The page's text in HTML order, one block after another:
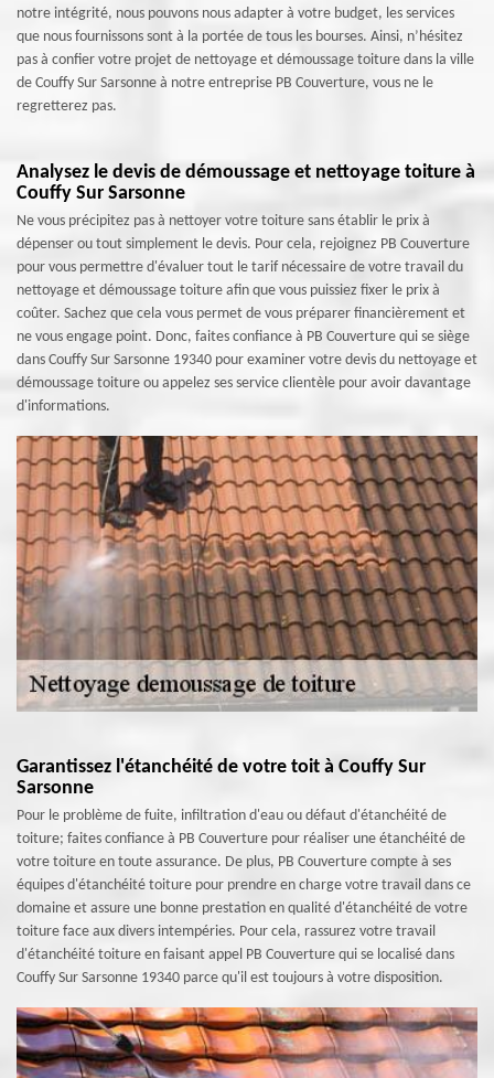
notre intégrité, nous pouvons nous adapter à votre budget, les services
que nous fournissons sont à la portée de tous les bourses. Ainsi, n’hésitez
pas à confier votre projet de nettoyage et démoussage toiture dans la ville
de Couffy Sur Sarsonne à notre entreprise PB Couverture, vous ne le
regretterez pas.
Analysez le devis de démoussage et nettoyage toiture à
Couffy Sur Sarsonne
Ne vous précipitez pas à nettoyer votre toiture sans établir le prix à
dépenser ou tout simplement le devis. Pour cela, rejoignez PB Couverture
pour vous permettre d'évaluer tout le tarif nécessaire de votre travail du
nettoyage et démoussage toiture afin que vous puissiez fixer le prix à
coûter. Sachez que cela vous permet de vous préparer financièrement et
ne vous engage point. Donc, faites confiance à PB Couverture qui se siège
dans Couffy Sur Sarsonne 19340 pour examiner votre devis du nettoyage et
démoussage toiture ou appelez ses service clientèle pour avoir davantage
d'informations.
Garantissez l'étanchéité de votre toit à Couffy Sur
Sarsonne
Pour le problème de fuite, infiltration d'eau ou défaut d'étanchéité de
toiture; faites confiance à PB Couverture pour réaliser une étanchéité de
votre toiture en toute assurance. De plus, PB Couverture compte à ses
équipes d'étanchéité toiture pour prendre en charge votre travail dans ce
domaine et assure une bonne prestation en qualité d'étanchéité de votre
toiture face aux divers intempéries. Pour cela, rassurez votre travail
d'étanchéité toiture en faisant appel PB Couverture qui se localisé dans
Couffy Sur Sarsonne 19340 parce qu'il est toujours à votre disposition.